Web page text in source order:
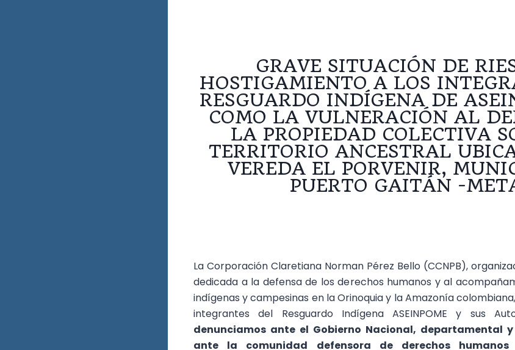
GRAVE SITUACIÓN DE
HOSTIGAMIENTO A LOS
RESGUARDO INDÍGENA DE
COMO LA VULNERACIÓN AL
LA PROPIEDAD COLECTIVA
TERRITORIO ANCESTRAL
VEREDA EL PORVENIR,
PUERTO GAITÁN -
La Corporación Claretiana Norman Pérez Bello (CCNPB),
dedicada a la defensa de los derechos humanos y al
indígenas y campesinas en la Orinoquia y la Amazonía
integrantes del Resguardo Indígena ASEINPOME y sus
denunciamos ante el Gobierno Nacional, departamental
ante la comunidad defensora de derechos